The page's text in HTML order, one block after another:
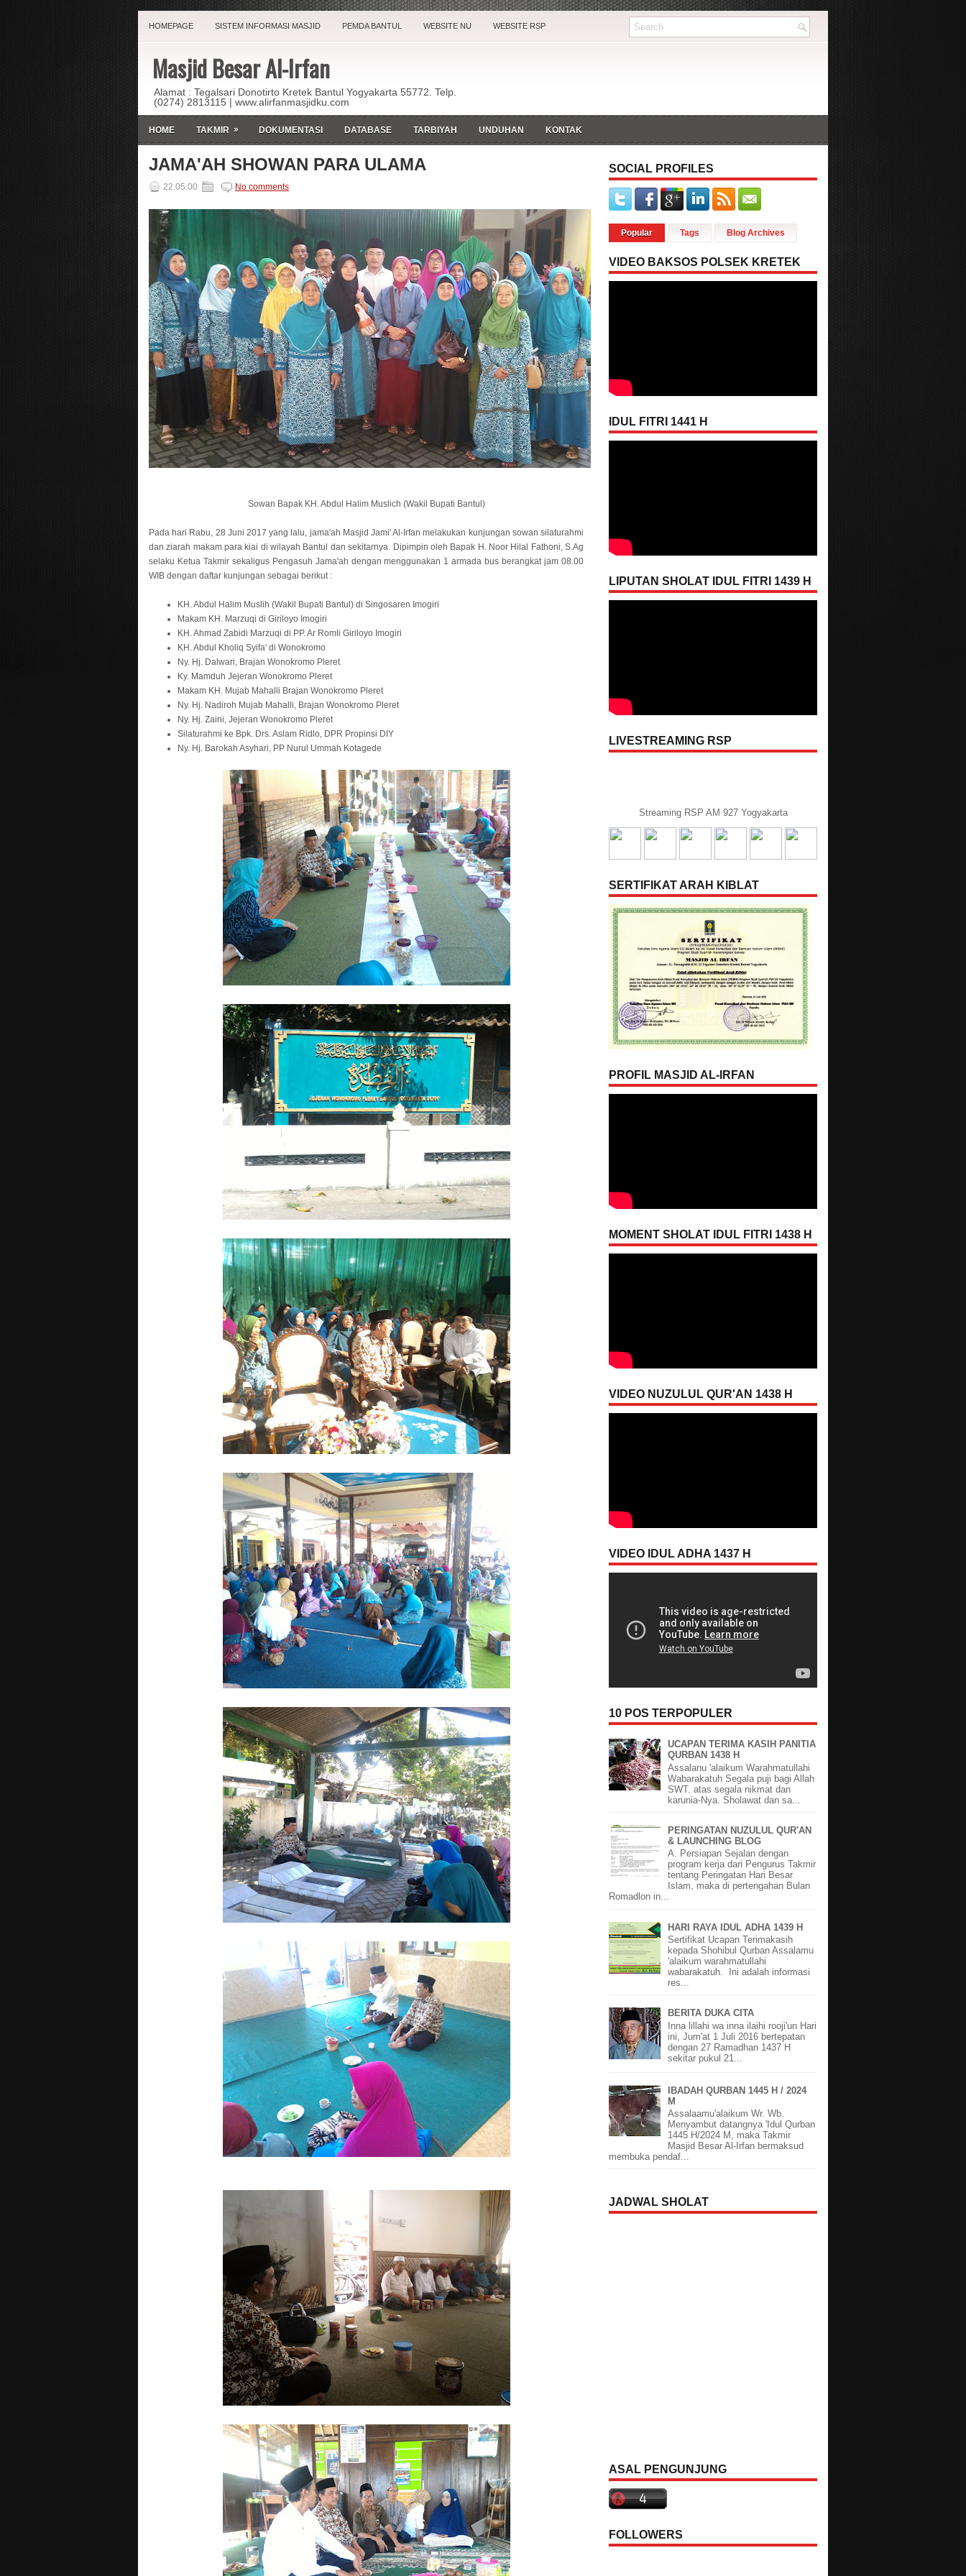
HOMEPAGE SISTEM INFORMASI MASJID PEMDA BANTUL WEBSITE NU WEBSITE RSP
Masjid Besar Al-Irfan
Alamat : Tegalsari Donotirto Kretek Bantul Yogyakarta 55772. Telp.
(0274) 2813115 | www.alirfanmasjidku.com
HOME TAKMIR » DOKUMENTASI DATABASE TARBIYAH UNDUHAN KONTAK
JAMA'AH SHOWAN PARA ULAMA
22.05.00 No comments
Sowan Bapak KH. Abdul Halim Muslich (Wakil Bupati Bantul)
Pada hari Rabu, 28 Juni 2017 yang lalu, jama'ah Masjid Jami' Al-Irfan melakukan kunjungan sowan silaturahmi
dan ziarah makam para kiai di wilayah Bantul dan sekitarnya. Dipimpin oleh Bapak H. Noor Hilal Fathoni, S.Ag
selaku Ketua Takmir sekaligus Pengasuh Jama'ah dengan menggunakan 1 armada bus berangkat jam 08.00
WIB dengan daftar kunjungan sebagai berikut :
KH. Abdul Halim Muslih (Wakil Bupati Bantul) di Singosaren Imogiri
Makam KH. Marzuqi di Giriloyo Imogiri
KH. Ahmad Zabidi Marzuqi di PP. Ar Romli Giriloyo Imogiri
KH. Abdul Kholiq Syifa' di Wonokromo
Ny. Hj. Dalwari, Brajan Wonokromo Pleret
Ky. Mamduh Jejeran Wonokromo Pleret
Makam KH. Mujab Mahalli Brajan Wonokromo Pleret
Ny. Hj. Nadiroh Mujab Mahalli, Brajan Wonokromo Pleret
Ny. Hj. Zaini, Jejeran Wonokromo Pleret
Silaturahmi ke Bpk. Drs. Aslam Ridlo, DPR Propinsi DIY
Ny. Hj. Barokah Asyhari, PP Nurul Ummah Kotagede
SOCIAL PROFILES
Popular Tags Blog Archives
VIDEO BAKSOS POLSEK KRETEK
IDUL FITRI 1441 H
LIPUTAN SHOLAT IDUL FITRI 1439 H
LIVESTREAMING RSP
Streaming RSP AM 927 Yogyakarta
SERTIFIKAT ARAH KIBLAT
PROFIL MASJID AL-IRFAN
MOMENT SHOLAT IDUL FITRI 1438 H
VIDEO NUZULUL QUR'AN 1438 H
VIDEO IDUL ADHA 1437 H
10 POS TERPOPULER
UCAPAN TERIMA KASIH PANITIA
QURBAN 1438 H
Assalanu 'alaikum Warahmatullahi
Wabarakatuh Segala puji bagi Allah
SWT. atas segala nikmat dan
karunia-Nya. Sholawat dan sa...
PERINGATAN NUZULUL QUR'AN
& LAUNCHING BLOG
A. Persiapan Sejalan dengan
program kerja dari Pengurus Takmir
tentang Peringatan Hari Besar
Islam, maka di pertengahan Bulan
Romadlon in...
HARI RAYA IDUL ADHA 1439 H
Sertifikat Ucapan Terimakasih
kepada Shohibul Qurban Assalamu
'alaikum warahmatullahi
wabarakatuh. Ini adalah informasi
res...
BERITA DUKA CITA
Inna lillahi wa inna ilaihi rooji'un Hari
ini, Jum'at 1 Juli 2016 bertepatan
dengan 27 Ramadhan 1437 H
sekitar pukul 21...
IBADAH QURBAN 1445 H / 2024
M
Assalaamu'alaikum Wr. Wb.
Menyambut datangnya 'Idul Qurban
1445 H/2024 M, maka Takmir
Masjid Besar Al-Irfan bermaksud
membuka pendaf...
JADWAL SHOLAT
ASAL PENGUNJUNG
FOLLOWERS